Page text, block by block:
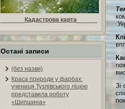
Кадастрова карта
Остані записи
(без назви)
Краса природи у фарбах:
учениця Тузлівського ліцею
представила роботу
«Шипшина»
Зі